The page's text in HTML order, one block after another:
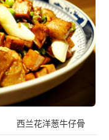
西兰花洋葱牛仔骨